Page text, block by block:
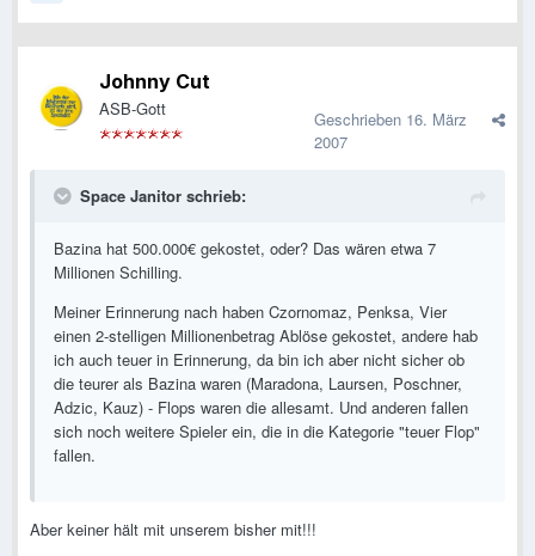
Johnny Cut
ASB-Gott Geschrieben 16. März
2007
Space Janitor schrieb:
Bazina hat 500.000€ gekostet, oder? Das wären etwa 7
Millionen Schilling.
Meiner Erinnerung nach haben Czornomaz, Penksa, Vier
einen 2-stelligen Millionenbetrag Ablöse gekostet, andere hab
ich auch teuer in Erinnerung, da bin ich aber nicht sicher ob
die teurer als Bazina waren (Maradona, Laursen, Poschner,
Adzic, Kauz) - Flops waren die allesamt. Und anderen fallen
sich noch weitere Spieler ein, die in die Kategorie "teuer Flop"
fallen.
Aber keiner hält mit unserem bisher mit!!!